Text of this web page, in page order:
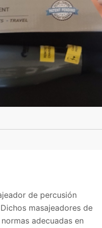
de percusión
masajeadores de
adecuadas en